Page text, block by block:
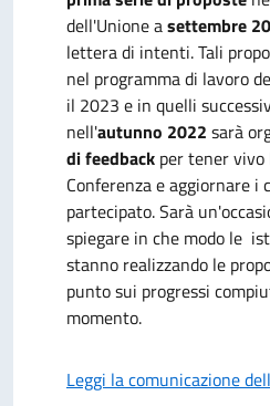
dell'Unione asettembre
lettera di intenti. Tali
nel programma di lavoro
il 2023 e in quelli
nell'autunno 2022 sarà
di feedback per tener vivo
Conferenza e aggiornare
partecipato. Sarà
spiegare in che modo le
stanno realizzando le
punto sui progressi
momento.
Leggi la comunicazione